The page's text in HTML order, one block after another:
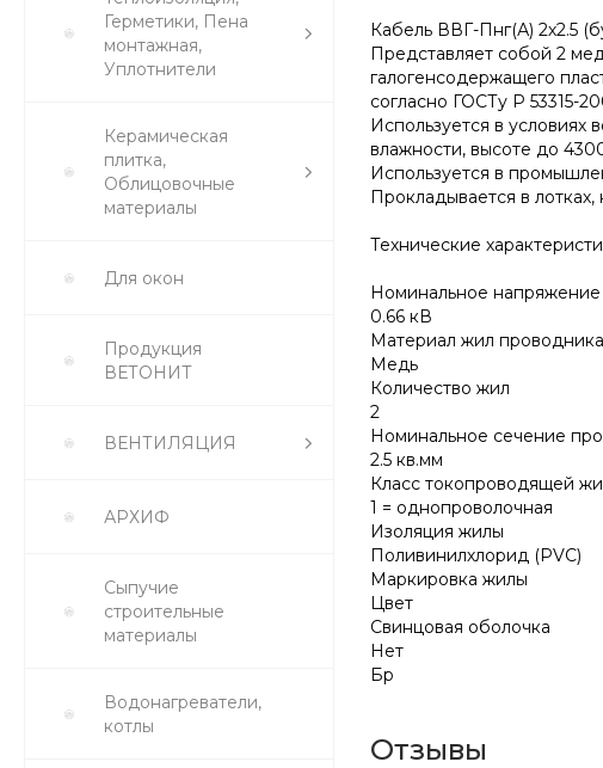
Герметики, Пена
монтажная,
Уплотнители
Керамическая
плитка,
Облицовочные
материалы
Для окон
Продукция
ВЕТОНИТ
ВЕНТИЛЯЦИЯ
АРХИФ
Сыпучие
строительные
материалы
Водонагреватели,
котлы
Кабель ВВГ-Пнг(А) 2х2.5
Представляет собой 2
галогенсодержащего
согласно ГОСТу Р 53315-
Используется в
влажности, высоте до
Используется в
Прокладывается в лотках,
Технические
Номинальное напряжение
0.66 кВ
Материал жил проводника
Медь
Количество жил
2
Номинальное сечение
2.5 кв.мм
Класс токопроводящей
1 = однопроволочная
Изоляция жилы
Поливинилхлорид (PVC)
Маркировка жилы
Цвет
Свинцовая оболочка
Нет
Бр
Отзывы